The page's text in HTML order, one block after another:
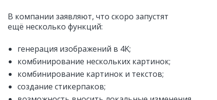
В компании заявляют, что скоро запустят
ещё несколько функций:
генерация изображений в 4K;
комбинирование нескольких картинок;
комбинирование картинок и текстов;
создание стикерпаков;